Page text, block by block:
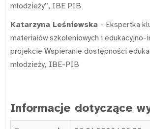
młodzieży”, IBE PIB
Katarzyna Leśniewska - Ekspertka
materiałów szkoleniowych i edukacyjno-
projekcie Wspieranie dostępności
młodzieży, IBE-PIB
Informacje dotyczące